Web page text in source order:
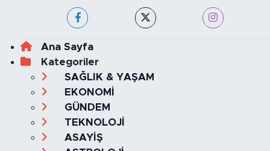
Ana Sayfa
Kategoriler
SAĞLIK & YAŞAM
EKONOMİ
GÜNDEM
TEKNOLOJİ
ASAYİŞ